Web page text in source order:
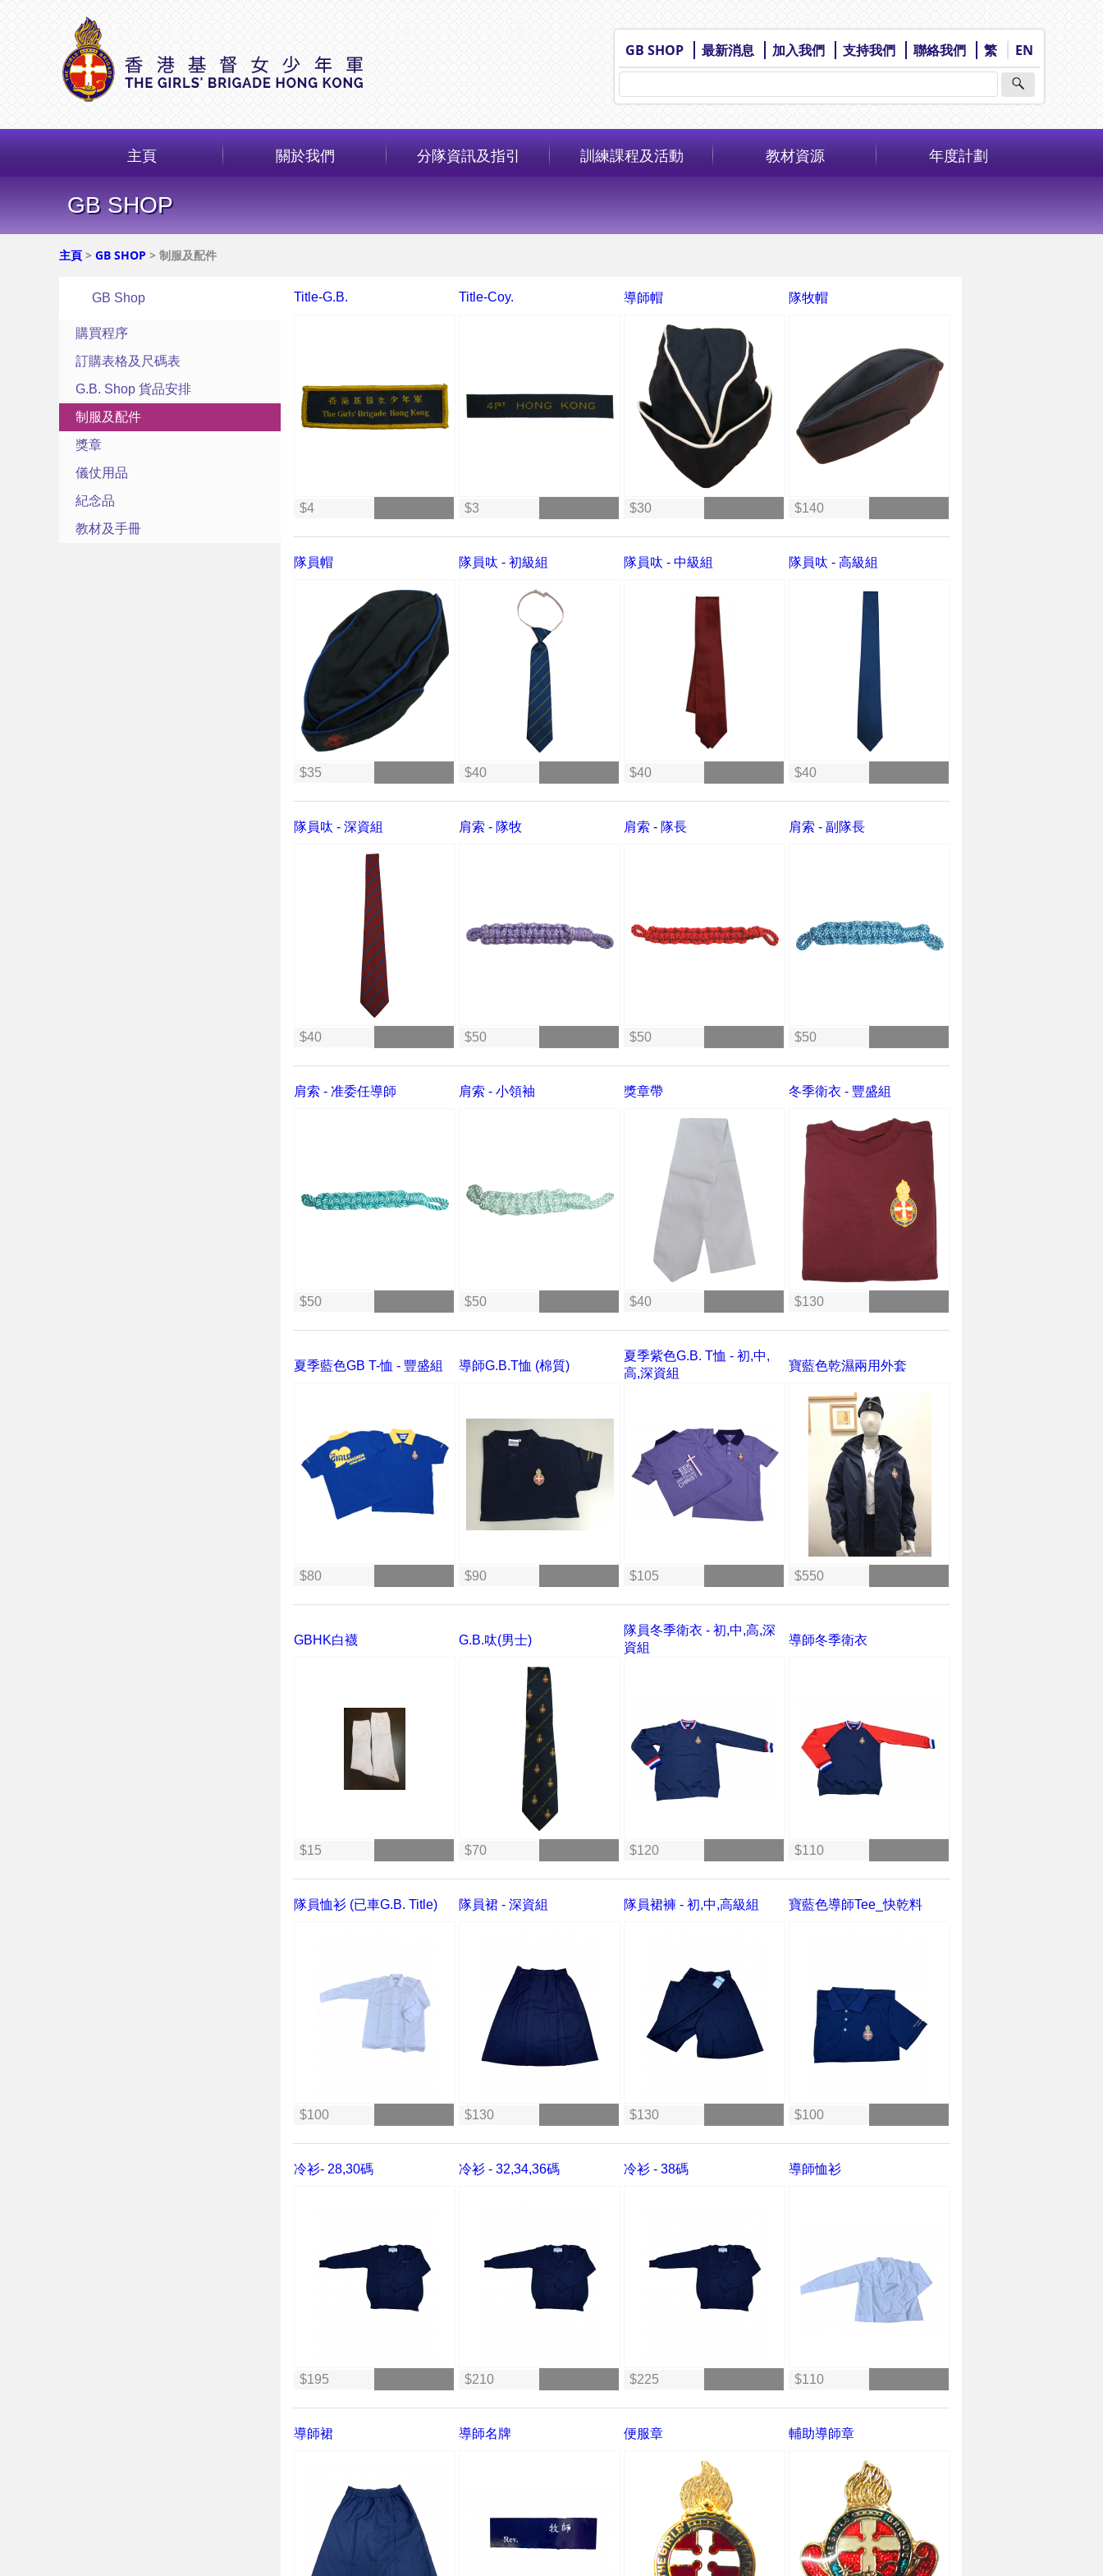
GB SHOP 最新消息 加入我們 支持我們 聯絡我們 繁 EN
主頁 關於我們 分隊資訊及指引 訓練課程及活動 教材資源 年度計劃
GB SHOP
主頁 > GB SHOP > 制服及配件
GB Shop
購買程序
訂購表格及尺碼表
G.B. Shop 貨品安排
制服及配件
獎章
儀仗用品
紀念品
教材及手冊
Title-G.B.
$4
Title-Coy.
$3
導師帽
$30
隊牧帽
$140
隊員帽
$35
隊員呔 - 初級組
$40
隊員呔 - 中級組
$40
隊員呔 - 高級組
$40
隊員呔 - 深資組
$40
肩索 - 隊牧
$50
肩索 - 隊長
$50
肩索 - 副隊長
$50
肩索 - 准委任導師
$50
肩索 - 小領袖
$50
獎章帶
$40
冬季衛衣 - 豐盛組
$130
夏季藍色GB T-恤 - 豐盛組
$80
導師G.B.T恤 (棉質)
$90
夏季紫色G.B. T恤 - 初,中,
高,深資組
$105
寶藍色乾濕兩用外套
$550
GBHK白襪
$15
G.B.呔(男士)
$70
隊員冬季衛衣 - 初,中,高,深
資組
$120
導師冬季衛衣
$110
隊員恤衫 (已車G.B. Title)
$100
隊員裙 - 深資組
$130
隊員裙褲 - 初,中,高級組
$130
寶藍色導師Tee_快乾料
$100
冷衫- 28,30碼
$195
冷衫 - 32,34,36碼
$210
冷衫 - 38碼
$225
導師恤衫
$110
導師裙 導師名牌 便服章 輔助導師章